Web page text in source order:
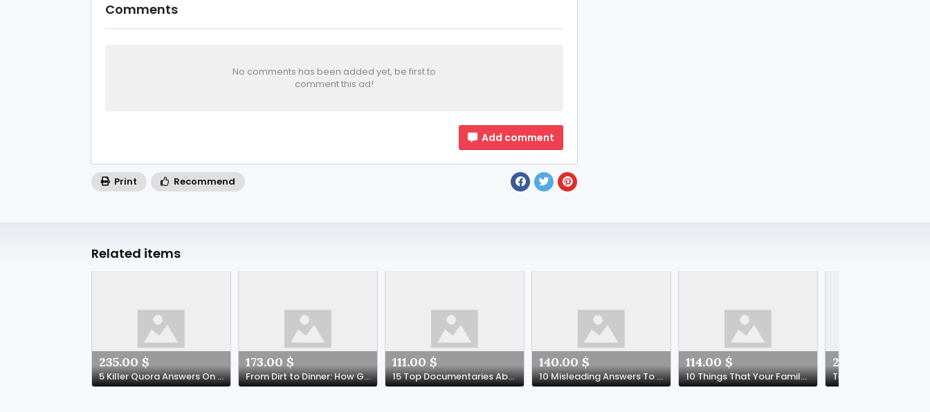
Comments
No comments has been added yet, be first to
comment this ad!
Add comment
Print Recommend
Related items
235.00 $
5 Killer Quora Answers On Crypto Game Casino
173.00 $
From Dirt to Dinner: How Garden Design Changed My Living Room
111.00 $
15 Top Documentaries About Get Certified Goethe Exam Online
140.00 $
10 Misleading Answers To Common Best Baby Cot Questions Do You Know The Correct Answers?
114.00 $
10 Things That Your Family Taught You About Compensation For Accident
212.00 $